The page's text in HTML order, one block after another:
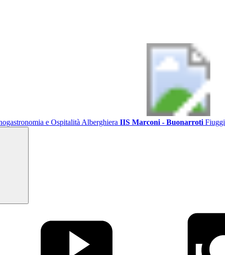
e Ospitalità Alberghiera IIS Marconi - Buonarroti Fiuggi